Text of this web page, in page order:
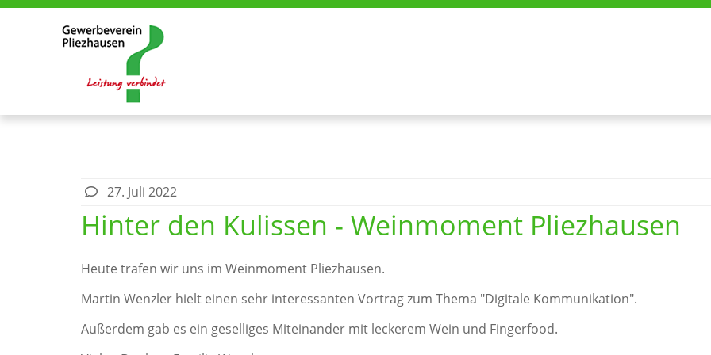
27. Juli 2022
Hinter den Kulissen - Weinmoment Pliezhausen
Heute trafen wir uns im Weinmoment Pliezhausen.
Martin Wenzler hielt einen sehr interessanten Vortrag zum Thema "Digitale Kommunikation".
Außerdem gab es ein geselliges Miteinander mit leckerem Wein und Fingerfood.